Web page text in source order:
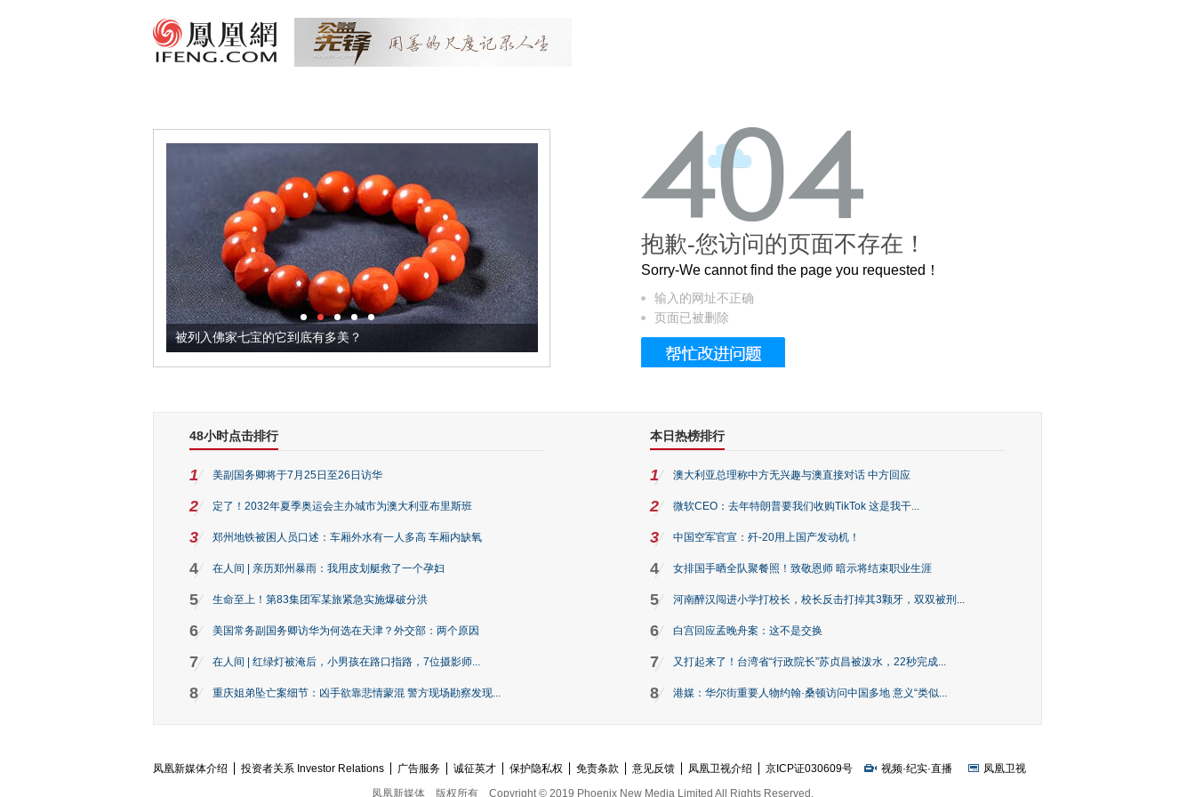
被列入佛家七宝的它到底有多美？ 这个3.2米的长卷，还原了600岁的紫禁城
抱歉-您访问的页面不存在！
Sorry-We cannot find the page you requested！
输入的网址不正确
页面已被删除
48小时点击排行
1 美副国务卿将于7月25日至26日访华
2 定了！2032年夏季奥运会主办城市为澳大利亚布里斯班
3 郑州地铁被困人员口述：车厢外水有一人多高 车厢内缺氧
4 在人间 | 亲历郑州暴雨：我用皮划艇救了一个孕妇
5 生命至上！第83集团军某旅紧急实施爆破分洪
6 美国常务副国务卿访华为何选在天津？外交部：两个原因
7 在人间 | 红绿灯被淹后，小男孩在路口指路，7位摄影师...
8 重庆姐弟坠亡案细节：凶手欲靠悲情蒙混 警方现场勘察发现...
本日热榜排行
1 澳大利亚总理称中方无兴趣与澳直接对话 中方回应
2 微软CEO：去年特朗普要我们收购TikTok 这是我干...
3 中国空军官宣：歼-20用上国产发动机！
4 女排国手晒全队聚餐照！致敬恩师 暗示将结束职业生涯
5 河南醉汉闯进小学打校长，校长反击打掉其3颗牙，双双被刑...
6 白宫回应孟晚舟案：这不是交换
7 又打起来了！台湾省“行政院长”苏贞昌被泼水，22秒完成...
8 港媒：华尔街重要人物约翰·桑顿访问中国多地 意义“类似...
凤凰新媒体介绍 投资者关系 Investor Relations 广告服务 诚征英才 保护隐私权 免责条款 意见反馈 凤凰卫视介绍 京ICP证030609号 视频·纪实·直播
凤凰卫视
凤凰新媒体
版权所有 Copyright © 2019 Phoenix New Media Limited All Rights Reserved.